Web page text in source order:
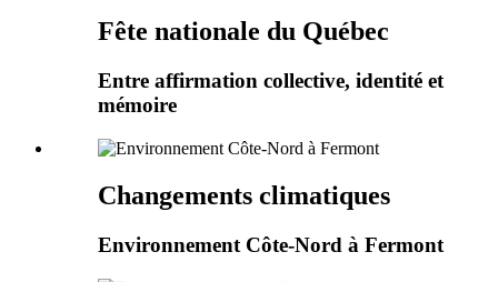
Fête nationale du Québec
Entre affirmation collective, identité et
mémoire
Changements climatiques
Environnement Côte-Nord à Fermont